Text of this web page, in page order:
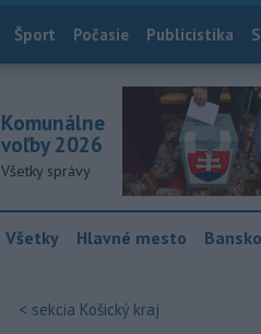
Index
Šport Počasie Publicistika
Komunálne
voľby 2026
Všetky správy
Všetky Hlavné mesto
< sekcia Košický kraj